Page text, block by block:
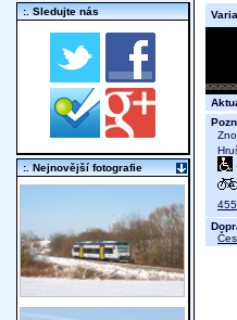
:. Sledujte nás
:. Nejnovější fotografie